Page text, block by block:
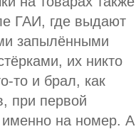
ГАИ, где выдают
запылёнными
их никто
то и брал, как
при первой
на номер. А